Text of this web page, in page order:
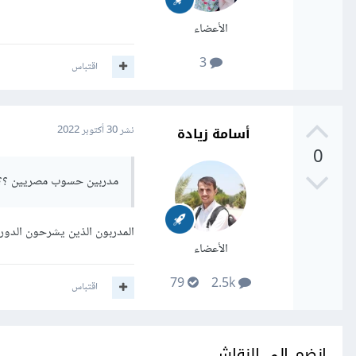
الأعضاء
3
اقتباس
0
أسامة زيادة
الأعضاء
نشر30 أكتوبر 2022
مدربين حسوب مصريين
المدربون الذين يشرحون
اقتباس